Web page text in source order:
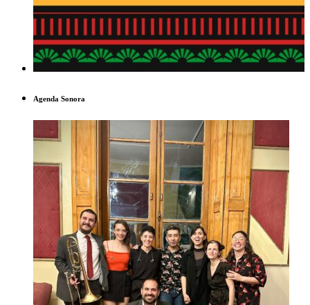
Agenda Sonora